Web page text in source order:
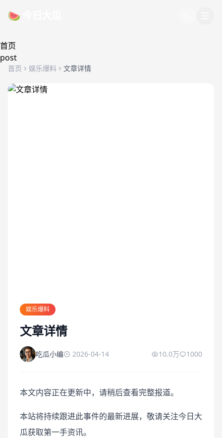
🍉 今日大瓜
首页
post
首页 娱乐爆料 文章详情
娱乐爆料
文章详情
吃瓜小编 2026-04-14 10.0万 1000
本文内容正在更新中，请稍后查看完整报道。
本站将持续跟进此事件的最新进展，敬请关注今日大
瓜获取第一手资讯。